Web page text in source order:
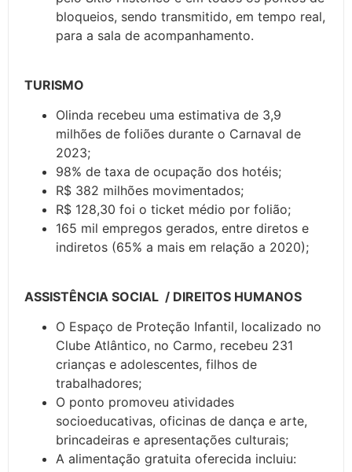
bloqueios, sendo transmitido, em tempo real,
para a sala de acompanhamento.
TURISMO
Olinda recebeu uma estimativa de 3,9
milhões de foliões durante o Carnaval de
2023;
98% de taxa de ocupação dos hotéis;
R$ 382 milhões movimentados;
R$ 128,30 foi o ticket médio por folião;
165 mil empregos gerados, entre diretos e
indiretos (65% a mais em relação a 2020);
ASSISTÊNCIA SOCIAL / DIREITOS HUMANOS
O Espaço de Proteção Infantil, localizado no
Clube Atlântico, no Carmo, recebeu 231
crianças e adolescentes, filhos de
trabalhadores;
O ponto promoveu atividades
socioeducativas, oficinas de dança e arte,
brincadeiras e apresentações culturais;
A alimentação gratuita oferecida incluiu: